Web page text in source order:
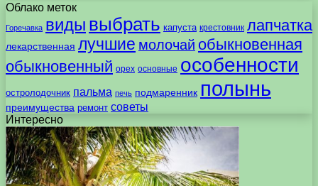
Облако меток
Горечавка виды выбрать капуста крестовник лапчатка
лекарственная лучшие молочай обыкновенная
обыкновенный орех основные особенности
остролодочник пальма печь подмаренник полынь
преимущества ремонт советы
Интересно